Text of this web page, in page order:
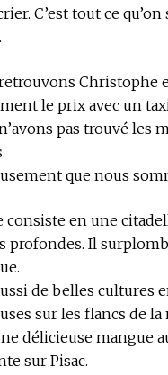
C’est tout ce
Christophe
le prix avec un
pas trouvé les
que nous
consiste en une
profondes. Il
de belles cultures
sur les flancs de
délicieuse mangue
sur Pisac.